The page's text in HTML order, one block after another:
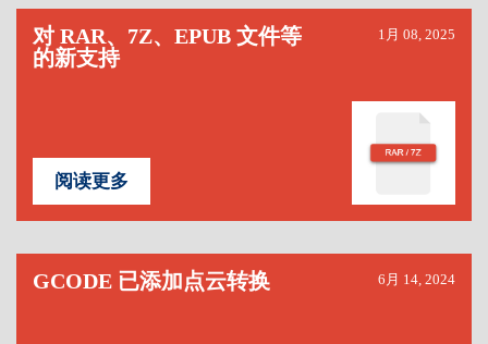
对 RAR、7Z、EPUB 文件等
的新支持
1月 08, 2025
阅读更多
GCODE 已添加点云转换 6月 14, 2024